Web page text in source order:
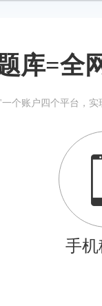
库=全
个账户四个平台，实
手机